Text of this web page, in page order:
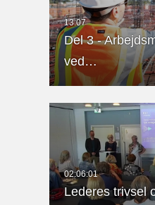
Del 3 -
ved…
Lederes trivsel